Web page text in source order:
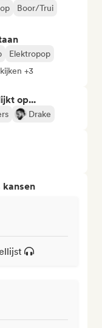
Boor/Trui
Elektropop
+3
op...
Drake
kansen